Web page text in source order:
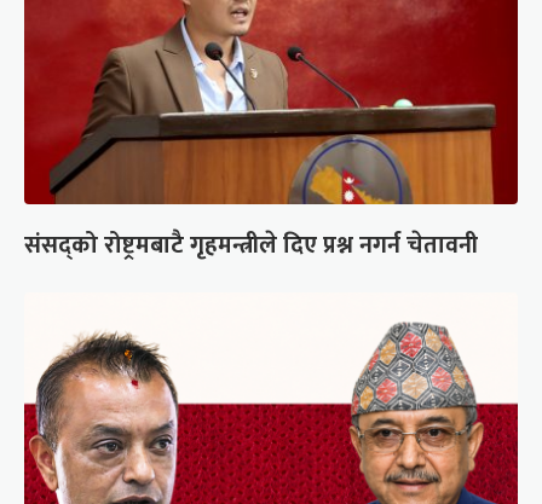
संसद्को रोष्ट्रमबाटै गृहमन्त्रीले दिए प्रश्न नगर्न चेतावनी